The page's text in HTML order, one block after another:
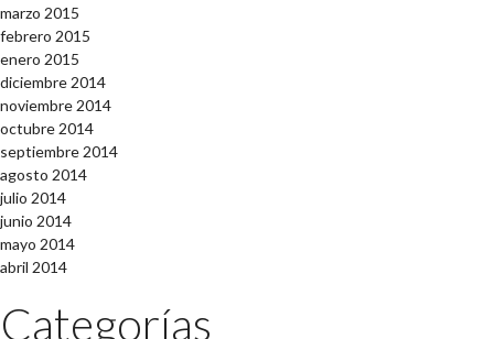
marzo 2015
febrero 2015
enero 2015
diciembre 2014
noviembre 2014
octubre 2014
septiembre 2014
agosto 2014
julio 2014
junio 2014
mayo 2014
abril 2014
Categorías